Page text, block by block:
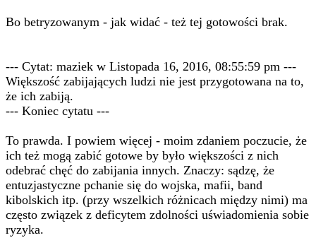
Bo betryzowanym - jak widać - też tej gotowości brak.
--- Cytat: maziek w Listopada 16, 2016, 08:55:59 pm ---
Większość zabijających ludzi nie jest przygotowana na to,
że ich zabiją.
--- Koniec cytatu ---
To prawda. I powiem więcej - moim zdaniem poczucie, że
ich też mogą zabić gotowe by było większości z nich
odebrać chęć do zabijania innych. Znaczy: sądzę, że
entuzjastyczne pchanie się do wojska, mafii, band
kibolskich itp. (przy wszelkich różnicach między nimi) ma
często związek z deficytem zdolności uświadomienia sobie
ryzyka.